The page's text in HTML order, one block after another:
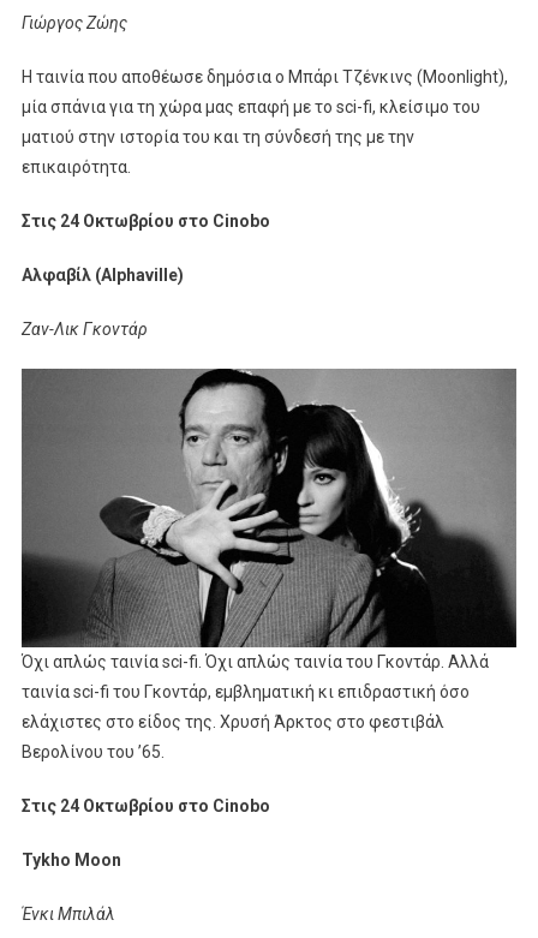
Γιώργος Ζώης
Η ταινία που αποθέωσε δημόσια ο Μπάρι Τζένκινς (Moonlight),
μία σπάνια για τη χώρα μας επαφή με το sci-fi, κλείσιμο του
ματιού στην ιστορία του και τη σύνδεσή της με την
επικαιρότητα.
Στις 24 Οκτωβρίου στο Cinobo
Αλφαβίλ (Alphaville)
Ζαν-Λικ Γκοντάρ
Όχι απλώς ταινία sci-fi. Όχι απλώς ταινία του Γκοντάρ. Αλλά
ταινία sci-fi του Γκοντάρ, εμβληματική κι επιδραστική όσο
ελάχιστες στο είδος της. Χρυσή Άρκτος στο φεστιβάλ
Βερολίνου του ’65.
Στις 24 Οκτωβρίου στο Cinobo
Tykho Moon
Ένκι Μπιλάλ